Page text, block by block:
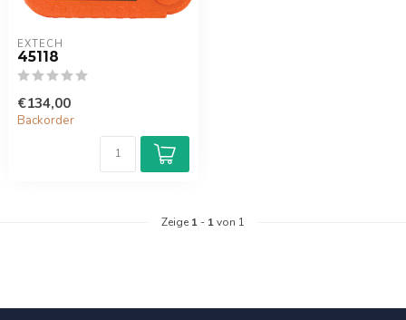
EXTECH
45118
€134,00
Backorder
Zeige 1 - 1von 1